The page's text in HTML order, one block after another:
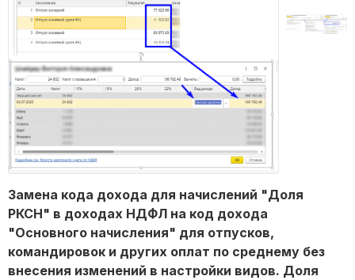
Замена кода дохода для начислений "Доля
РКСН" в доходах НДФЛ на код дохода
"Основного начисления" для отпусков,
командировок и других оплат по среднему без
внесения изменений в настройки видов. Доля